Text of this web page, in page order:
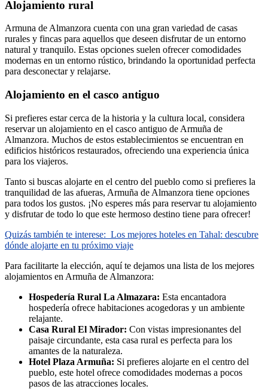
Alojamiento rural
Armuna de Almanzora cuenta con una gran variedad de casas
rurales y fincas para aquellos que deseen disfrutar de un entorno
natural y tranquilo. Estas opciones suelen ofrecer comodidades
modernas en un entorno rústico, brindando la oportunidad perfecta
para desconectar y relajarse.
Alojamiento en el casco antiguo
Si prefieres estar cerca de la historia y la cultura local, considera
reservar un alojamiento en el casco antiguo de Armuña de
Almanzora. Muchos de estos establecimientos se encuentran en
edificios históricos restaurados, ofreciendo una experiencia única
para los viajeros.
Tanto si buscas alojarte en el centro del pueblo como si prefieres la
tranquilidad de las afueras, Armuña de Almanzora tiene opciones
para todos los gustos. ¡No esperes más para reservar tu alojamiento
y disfrutar de todo lo que este hermoso destino tiene para ofrecer!
Quizás también te interese: Los mejores hoteles en Tahal: descubre
dónde alojarte en tu próximo viaje
Para facilitarte la elección, aquí te dejamos una lista de los mejores
alojamientos en Armuña de Almanzora:
Hospedería Rural La Almazara: Esta encantadora
hospedería ofrece habitaciones acogedoras y un ambiente
relajante.
Casa Rural El Mirador: Con vistas impresionantes del
paisaje circundante, esta casa rural es perfecta para los
amantes de la naturaleza.
Hotel Plaza Armuña: Si prefieres alojarte en el centro del
pueblo, este hotel ofrece comodidades modernas a pocos
pasos de las atracciones locales.